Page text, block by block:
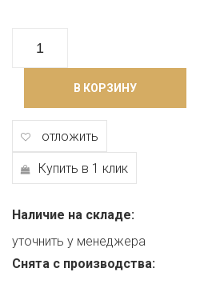
В КОРЗИНУ
отложить
Купить в 1 клик
Наличие на складе:
уточнить у менеджера
Снята с производства: